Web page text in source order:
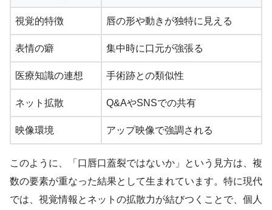
視覚的特徴 唇の形や動きが独特に見える
表情の癖 集中時に口元が強張る
医療知識の連想 手術跡との類似性
ネット拡散 Q&AやSNSでの共有
映像環境 アップ映像で強調される
このように、「口唇口蓋裂ではないか」という見方は、複
数の要素が重なった結果として生まれています。特に現代
では、視覚情報とネットの拡散力が結びつくことで、個人